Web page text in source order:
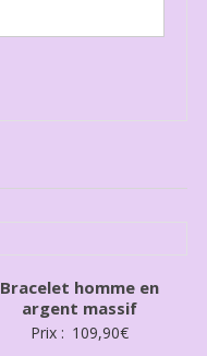
Bracelet homme en
argent massif
Prix : 109,90€